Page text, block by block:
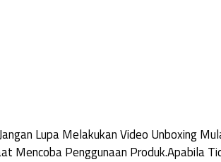
Lupa Melakukan Video Unboxing
Mencoba Penggunaan Produk.Apabila